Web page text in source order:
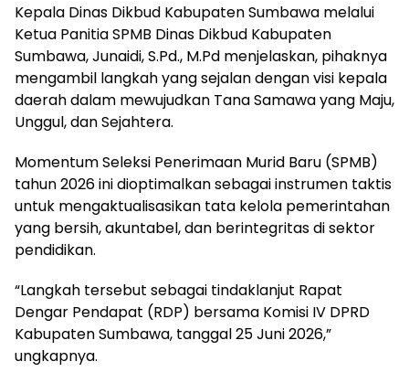
Kepala Dinas Dikbud Kabupaten Sumbawa melalui
Ketua Panitia SPMB Dinas Dikbud Kabupaten
Sumbawa, Junaidi, S.Pd., M.Pd menjelaskan, pihaknya
mengambil langkah yang sejalan dengan visi kepala
daerah dalam mewujudkan Tana Samawa yang Maju,
Unggul, dan Sejahtera.
Momentum Seleksi Penerimaan Murid Baru (SPMB)
tahun 2026 ini dioptimalkan sebagai instrumen taktis
untuk mengaktualisasikan tata kelola pemerintahan
yang bersih, akuntabel, dan berintegritas di sektor
pendidikan.
“Langkah tersebut sebagai tindaklanjut Rapat
Dengar Pendapat (RDP) bersama Komisi IV DPRD
Kabupaten Sumbawa, tanggal 25 Juni 2026,”
ungkapnya.